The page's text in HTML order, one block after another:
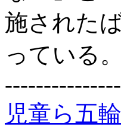
施された
っている
児童ら五